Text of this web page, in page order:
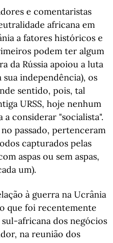
e comentaristas
africana em
a fatores históricos e
podem ter algum
da Rússia apoiou a luta
independência), os
sentido, pois, tal
URSS, hoje nenhum
considerar "socialista".
passado, pertenceram
capturados pelas
aspas ou sem aspas,
um).
à guerra na Ucrânia
que foi recentemente
africana dos negócios
na reunião dos